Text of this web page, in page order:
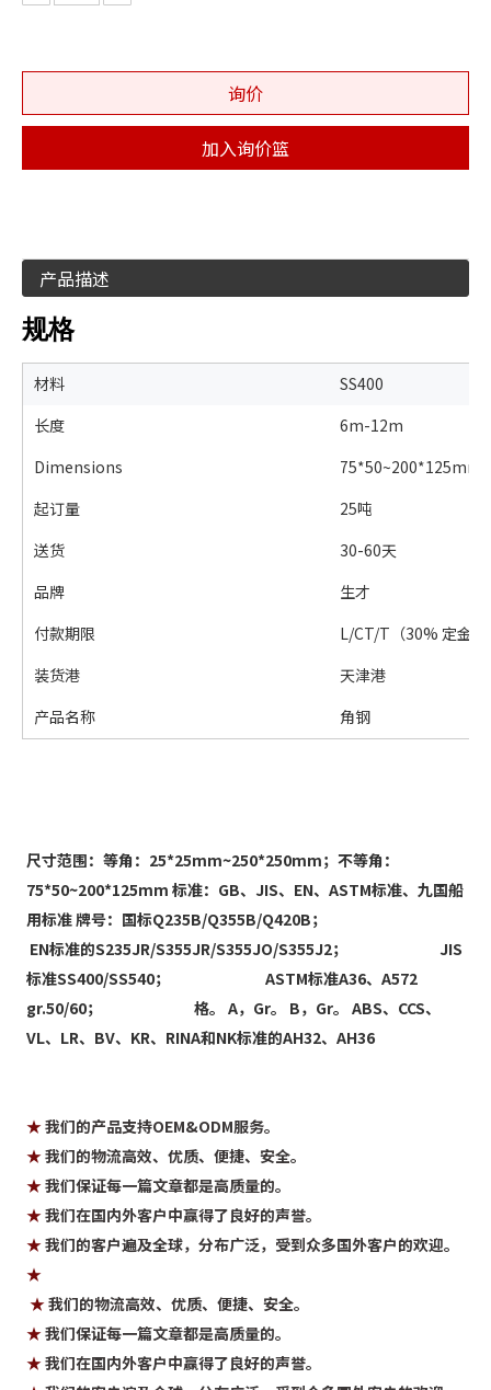
询价
加入询价篮
产品描述
规格
材料
SS400
长度
6m-12m
Dimensions
75*50~200*125mm
起订量
25吨
送货
30-60天
品牌
生才
付款期限
L/CT/T（30% 定金）
装货港
天津港
产品名称
角钢
尺寸范围：等角：25*25mm~250*250mm；不等角：
75*50~200*125mm 标准：GB、JIS、EN、ASTM标准、九国船
用标准 牌号：国标Q235B/Q355B/Q420B；
EN标准的S235JR/S355JR/S355JO/S355J2；                            JIS
标准SS400/SS540；                             ASTM标准A36、A572
gr.50/60；                            格。 A，Gr。 B，Gr。 ABS、CCS、
VL、LR、BV、KR、RINA和NK标准的AH32、AH36
★ 我们的产品支持OEM&ODM服务。
★ 我们的物流高效、优质、便捷、安全。
★ 我们保证每一篇文章都是高质量的。
★ 我们在国内外客户中赢得了良好的声誉。
★ 我们的客户遍及全球，分布广泛，受到众多国外客户的欢迎。
★
★ 我们的物流高效、优质、便捷、安全。
★ 我们保证每一篇文章都是高质量的。
★ 我们在国内外客户中赢得了良好的声誉。